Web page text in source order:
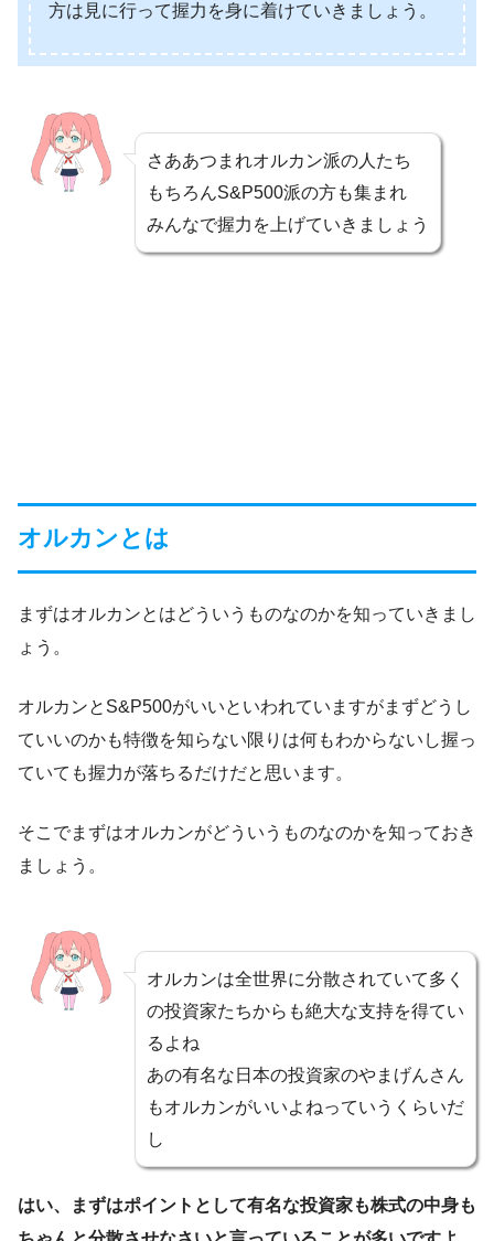
方は見に行って握力を身に着けていきましょう。
さああつまれオルカン派の人たち
もちろんS&P500派の方も集まれ
みんなで握力を上げていきましょう
オルカンとは
まずはオルカンとはどういうものなのかを知っていきまし
ょう。
オルカンとS&P500がいいといわれていますがまずどうし
ていいのかも特徴を知らない限りは何もわからないし握っ
ていても握力が落ちるだけだと思います。
そこでまずはオルカンがどういうものなのかを知っておき
ましょう。
オルカンは全世界に分散されていて多く
の投資家たちからも絶大な支持を得てい
るよね
あの有名な日本の投資家のやまげんさん
もオルカンがいいよねっていうくらいだ
し
はい、まずはポイントとして有名な投資家も株式の中身も